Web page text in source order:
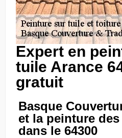
Expert en
tuile Arance
gratuit
Basque
et la peinture
dans le 64300